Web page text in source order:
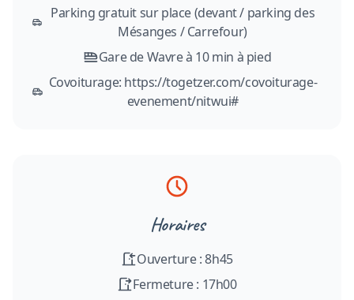
Parking gratuit sur place (devant / parking des
Mésanges / Carrefour)
Gare de Wavre à 10 min à pied
Covoiturage: https://togetzer.com/covoiturage-
evenement/nitwui#
Horaires
Ouverture : 8h45
Fermeture : 17h00